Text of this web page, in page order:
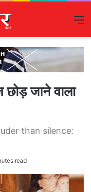
जाने वाला
than silence:
read